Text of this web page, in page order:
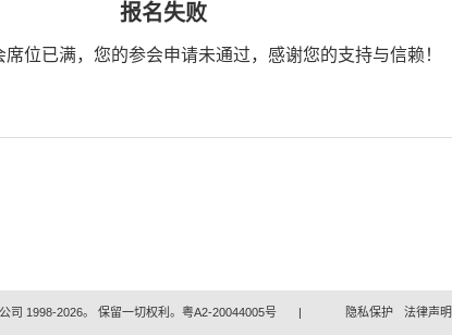
报名失败
位已满，您的参会申请未通过，感谢您的支持与信赖！
司 1998-2026。 保留一切权利。粤A2-20044005号 | 隐私保护 法律声明